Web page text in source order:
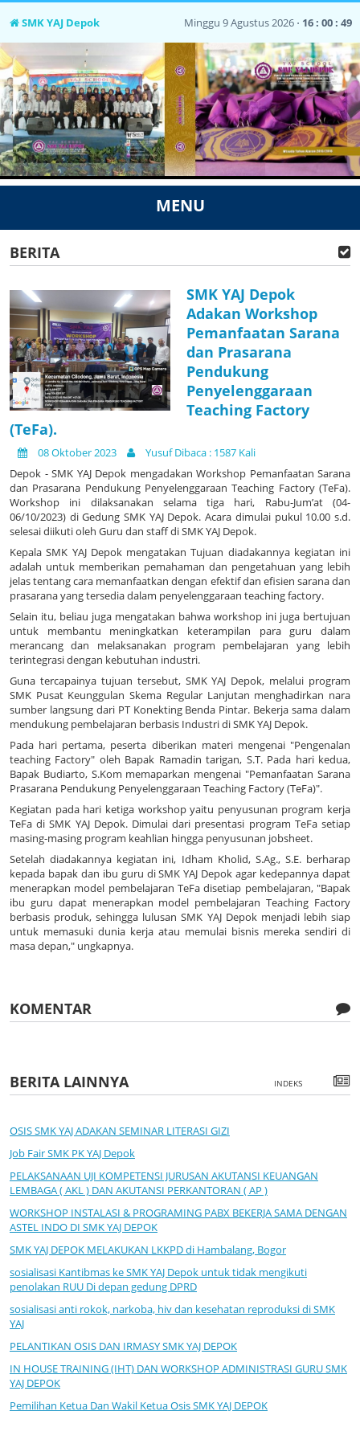
Minggu 9 Agustus 2026 ⋅ 16 : 00 : 50
SMK YAJ Depok
MENU
BERITA
SMK YAJ Depok
Adakan Workshop
Pemanfaatan Sarana
dan Prasarana
Pendukung
Penyelenggaraan
Teaching Factory
(TeFa).
08 Oktober 2023
Yusuf Dibaca : 1587 Kali
Depok - SMK YAJ Depok mengadakan Workshop Pemanfaatan Sarana
dan Prasarana Pendukung Penyelenggaraan Teaching Factory (TeFa).
Workshop ini dilaksanakan selama tiga hari, Rabu-Jum’at (04-
06/10/2023) di Gedung SMK YAJ Depok. Acara dimulai pukul 10.00 s.d.
selesai diikuti oleh Guru dan staff di SMK YAJ Depok.
Kepala SMK YAJ Depok mengatakan Tujuan diadakannya kegiatan ini
adalah untuk memberikan pemahaman dan pengetahuan yang lebih
jelas tentang cara memanfaatkan dengan efektif dan efisien sarana dan
prasarana yang tersedia dalam penyelenggaraan teaching factory.
Selain itu, beliau juga mengatakan bahwa workshop ini juga bertujuan
untuk membantu meningkatkan keterampilan para guru dalam
merancang dan melaksanakan program pembelajaran yang lebih
terintegrasi dengan kebutuhan industri.
Guna tercapainya tujuan tersebut, SMK YAJ Depok, melalui program
SMK Pusat Keunggulan Skema Regular Lanjutan menghadirkan nara
sumber langsung dari PT Konekting Benda Pintar. Bekerja sama dalam
mendukung pembelajaran berbasis Industri di SMK YAJ Depok.
Pada hari pertama, peserta diberikan materi mengenai "Pengenalan
teaching Factory" oleh Bapak Ramadin tarigan, S.T. Pada hari kedua,
Bapak Budiarto, S.Kom memaparkan mengenai "Pemanfaatan Sarana
Prasarana Pendukung Penyelenggaraan Teaching Factory (TeFa)".
Kegiatan pada hari ketiga workshop yaitu penyusunan program kerja
TeFa di SMK YAJ Depok. Dimulai dari presentasi program TeFa setiap
masing-masing program keahlian hingga penyusunan jobsheet.
Setelah diadakannya kegiatan ini, Idham Kholid, S.Ag., S.E. berharap
kepada bapak dan ibu guru di SMK YAJ Depok agar kedepannya dapat
menerapkan model pembelajaran TeFa disetiap pembelajaran, "Bapak
ibu guru dapat menerapkan model pembelajaran Teaching Factory
berbasis produk, sehingga lulusan SMK YAJ Depok menjadi lebih siap
untuk memasuki dunia kerja atau memulai bisnis mereka sendiri di
masa depan," ungkapnya.
KOMENTAR
BERITA LAINNYA INDEKS
OSIS SMK YAJ ADAKAN SEMINAR LITERASI GIZI
Job Fair SMK PK YAJ Depok
PELAKSANAAN UJI KOMPETENSI JURUSAN AKUTANSI KEUANGAN
LEMBAGA ( AKL ) DAN AKUTANSI PERKANTORAN ( AP )
WORKSHOP INSTALASI & PROGRAMING PABX BEKERJA SAMA DENGAN
ASTEL INDO DI SMK YAJ DEPOK
SMK YAJ DEPOK MELAKUKAN LKKPD di Hambalang, Bogor
sosialisasi Kantibmas ke SMK YAJ Depok untuk tidak mengikuti
penolakan RUU Di depan gedung DPRD
sosialisasi anti rokok, narkoba, hiv dan kesehatan reproduksi di SMK
YAJ
PELANTIKAN OSIS DAN IRMASY SMK YAJ DEPOK
IN HOUSE TRAINING (IHT) DAN WORKSHOP ADMINISTRASI GURU SMK
YAJ DEPOK
Pemilihan Ketua Dan Wakil Ketua Osis SMK YAJ DEPOK